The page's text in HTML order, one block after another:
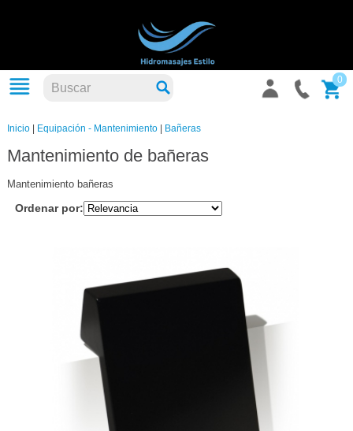
0
Inicio| Equipación - Mantenimiento| Bañeras
Mantenimiento de bañeras
Mantenimiento bañeras
Ordenar por: